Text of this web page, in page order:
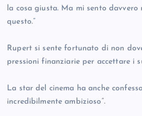
la cosa giusta. Ma mi sento
questo.”
Rupert si sente fortunato di non
pressioni finanziarie per accettare i
La star del cinema ha anche
incredibilmente ambizioso”.